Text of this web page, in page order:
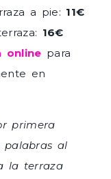
a pie: 11€
16€
online para
en
primera
palabras al
la terraza